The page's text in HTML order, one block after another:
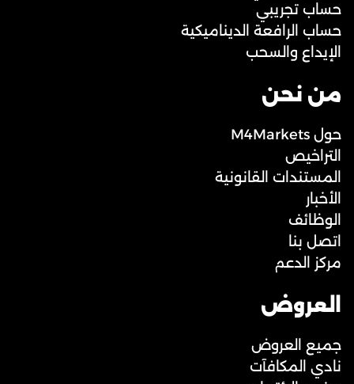
حساب تجريبي
حساب الرافعة الديناميكية
الإيداع والسحب
من نحن
حول M4Markets
التراخيص
المستندات القانونية
الأخبار
الوظائف
اتصل بنا
مركز الدعم
العروض
جميع العروض
نادي المكافآت